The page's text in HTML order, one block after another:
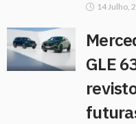
14 Julho,
GLE